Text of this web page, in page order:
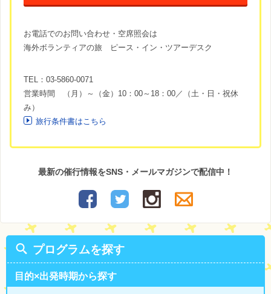
お電話でのお問い合わせ・空席照会は
海外ボランティアの旅 ピース・イン・ツアーデスク
TEL：03-5860-0071
営業時間 （月）～（金）10：00～18：00／（土・日・祝休
み）
旅行条件書はこちら
最新の催行情報をSNS・メールマガジンで配信中！
プログラムを探す
目的×出発時期から探す